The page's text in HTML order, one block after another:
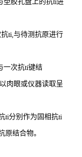
塑胶孔盘上的抗ti进
抗ti,与待测抗原进行
一次抗ti键结
肉眼或仪器读取呈
ti分别作为固相抗ti
原结合物。